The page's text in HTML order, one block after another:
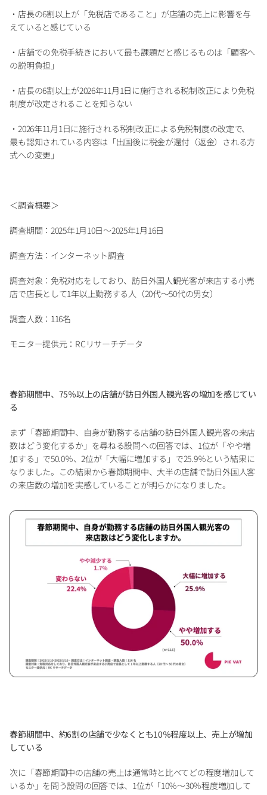
・店長の6割以上が「免税店であること」が店舗の売上に影響を与
えていると感じている
・店舗での免税手続きにおいて最も課題だと感じるものは「顧客へ
の説明負担」
・店長の6割以上が2026年11月1日に施行される税制改正により免税
制度が改定されることを知らない
・2026年11月1日に施行される税制改正による免税制度の改定で、
最も認知されている内容は「出国後に税金が還付（返金）される方
式への変更」
＜調査概要＞
調査期間：2025年1月10日～2025年1月16日
調査方法：インターネット調査
調査対象：免税対応をしており、訪日外国人観光客が来店する小売
店で店長として1年以上勤務する人（20代～50代の男女）
調査人数：116名
モニター提供元：RCリサーチデータ
春節期間中、75％以上の店舗が訪日外国人観光客の増加を感じてい
る
まず「春節期間中、自身が勤務する店舗の訪日外国人観光客の来店
数はどう変化するか」を尋ねる設問への回答では、1位が「やや増
加する」で50.0％、2位が「大幅に増加する」で25.9％という結果に
なりました。この結果から春節期間中、大半の店舗で訪日外国人客
の来店数の増加を実感していることが明らかになりました。
春節期間中、約6割の店舗で少なくとも10％程度以上、売上が増加
している
次に「春節期間中の店舗の売上は通常時と比べてどの程度増加して
いるか」を問う設問の回答では、1位が「10％～30％程度増加して